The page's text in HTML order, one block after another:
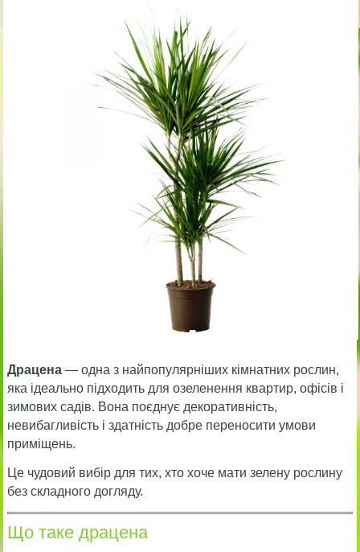
Драцена — одна з найпопулярніших кімнатних рослин,
яка ідеально підходить для озеленення квартир, офісів і
зимових садів. Вона поєднує декоративність,
невибагливість і здатність добре переносити умови
приміщень.
Це чудовий вибір для тих, хто хоче мати зелену рослину
без складного догляду.
Що таке драцена